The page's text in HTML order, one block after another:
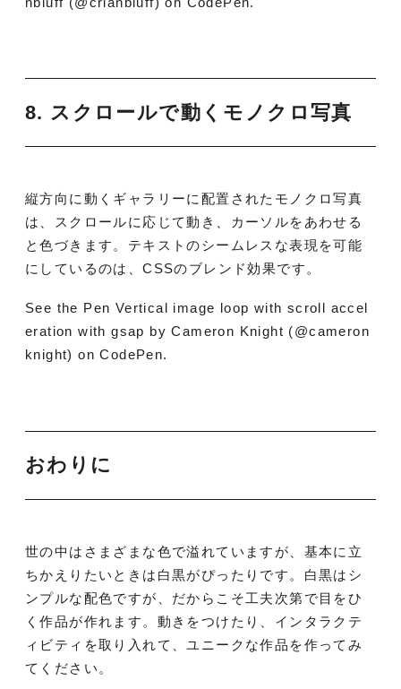
8. スクロールで動くモノクロ写真
縦方向に動くギャラリーに配置されたモノクロ写真
は、スクロールに応じて動き、カーソルをあわせる
と色づきます。テキストのシームレスな表現を可能
にしているのは、CSSのブレンド効果です。
See the Pen Vertical image loop with scroll accel
eration with gsap by Cameron Knight (@cameron
knight) on CodePen.
おわりに
世の中はさまざまな色で溢れていますが、基本に立
ちかえりたいときは白黒がぴったりです。白黒はシ
ンプルな配色ですが、だからこそ工夫次第で目をひ
く作品が作れます。動きをつけたり、インタラクテ
ィビティを取り入れて、ユニークな作品を作ってみ
てください。